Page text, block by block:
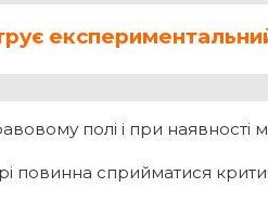
полі і при
повинна сприйматися